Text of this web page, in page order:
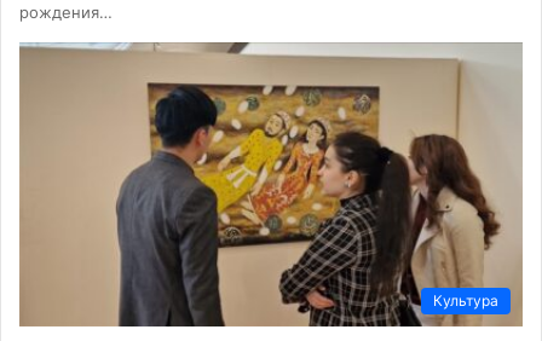
рождения…
Культура